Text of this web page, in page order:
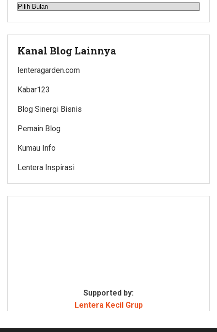
Arsip
Kanal Blog Lainnya
lenteragarden.com
Kabar123
Blog Sinergi Bisnis
Pemain Blog
Kumau Info
Lentera Inspirasi
Supported by:
Lentera Kecil Grup